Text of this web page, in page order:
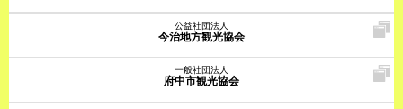
公益社団法人
今治地方観光協会
一般社団法人
府中市観光協会